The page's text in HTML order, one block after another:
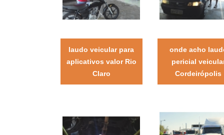
laudo veicular para
aplicativos valor Rio
Claro
onde acho
pericial
Cordeirópolis